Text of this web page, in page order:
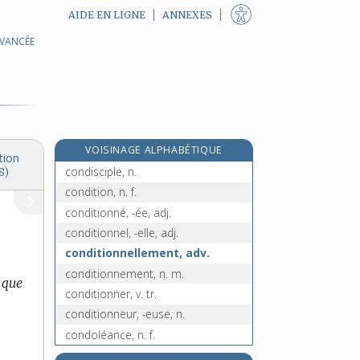
AIDE EN LIGNE ANNEXES
VOISINAGE ALPHABÉTIQUE
condiment, n. m.
condisciple, n.
condition, n. f.
conditionné, -ée, adj.
conditionnel, -elle, adj.
conditionnellement, adv.
conditionnement, n. m.
conditionner, v. tr.
conditionneur, -euse, n.
condoléance, n. f.
condom, n. m.